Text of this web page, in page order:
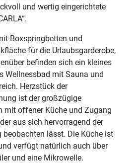
und wertig eingerichtete
Boxspringbetten und
für die Urlaubsgarderobe,
befinden sich ein kleines
Wellnessbad mit Sauna und
Herzstück der
ist der großzügige
mit offener Küche und Zugang
aus sich hervorragend der
beobachten lässt. Die Küche ist
verfügt natürlich auch über
und eine Mikrowelle.